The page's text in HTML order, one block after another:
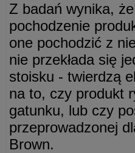
Z badań wynika,
pochodzenie
one pochodzić z
nie przekłada się
stoisku - twierdzą
na to, czy produkt
gatunku, lub czy
przeprowadzonej
Brown.